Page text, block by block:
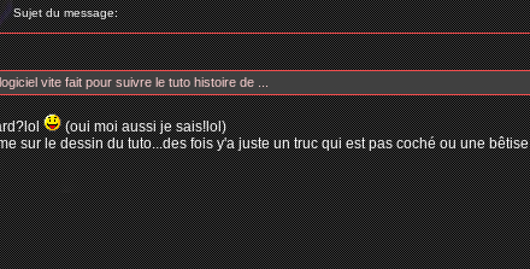
Sujet du message:
vite fait pour suivre le tuto histoire de ...
(oui moi aussi je sais!lol)
sur le dessin du tuto...des fois y'a juste un truc qui est pas coché ou une